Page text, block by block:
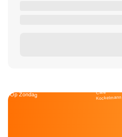
Op Zondag Café
Kockelmann